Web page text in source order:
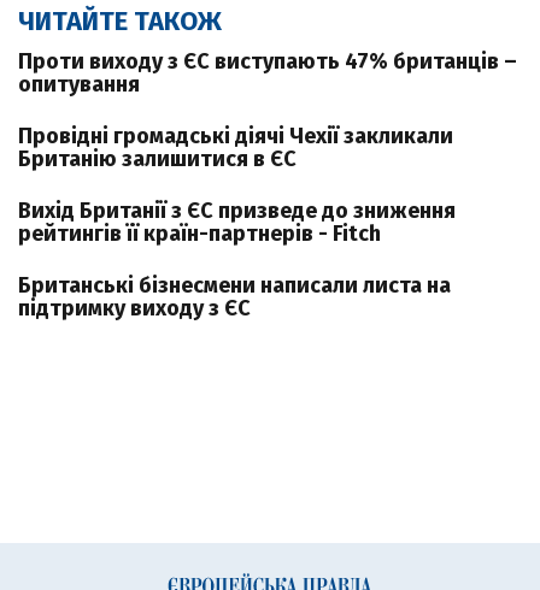
ЧИТАЙТЕ ТАКОЖ
Проти виходу з ЄС виступають 47% британців –
опитування
Провідні громадські діячі Чехії закликали
Британію залишитися в ЄС
Вихід Британії з ЄС призведе до зниження
рейтингів її країн-партнерів - Fitch
Британські бізнесмени написали листа на
підтримку виходу з ЄС